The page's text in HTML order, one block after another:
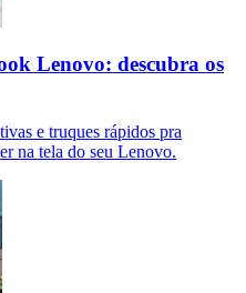
Lenovo: descubra os
e truques rápidos pra
na tela do seu Lenovo.